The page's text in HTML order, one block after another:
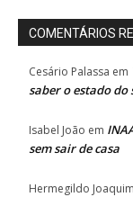
COMENTÁRIOS
Cesário Palassa em
saber o estado do
Isabel João em
sem sair de casa
Hermegildo